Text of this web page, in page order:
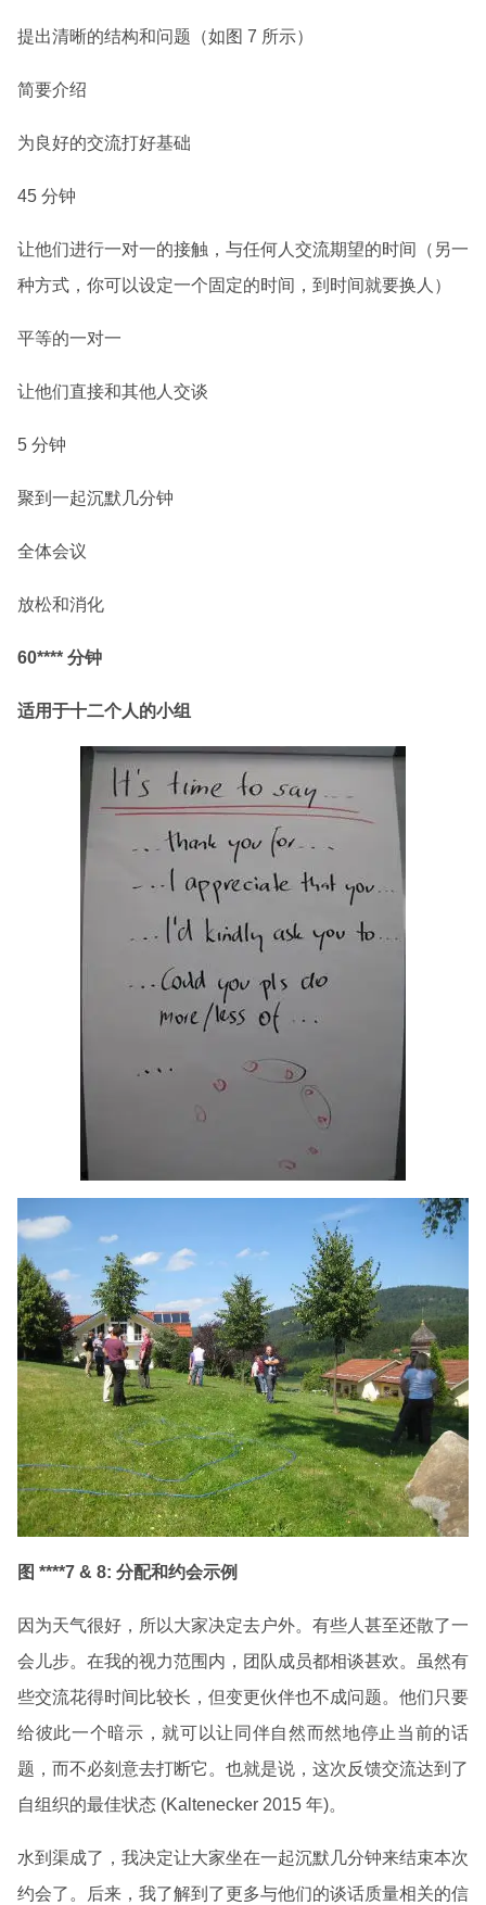
提出清晰的结构和问题（如图 7 所示）
简要介绍
为良好的交流打好基础
45 分钟
让他们进行一对一的接触，与任何人交流期望的时间（另一
种方式，你可以设定一个固定的时间，到时间就要换人）
平等的一对一
让他们直接和其他人交谈
5 分钟
聚到一起沉默几分钟
全体会议
放松和消化
60**** 分钟
适用于十二个人的小组
图 ****7 & 8: 分配和约会示例
因为天气很好，所以大家决定去户外。有些人甚至还散了一
会儿步。在我的视力范围内，团队成员都相谈甚欢。虽然有
些交流花得时间比较长，但变更伙伴也不成问题。他们只要
给彼此一个暗示，就可以让同伴自然而然地停止当前的话
题，而不必刻意去打断它。也就是说，这次反馈交流达到了
自组织的最佳状态 (Kaltenecker 2015 年)。
水到渠成了，我决定让大家坐在一起沉默几分钟来结束本次
约会了。后来，我了解到了更多与他们的谈话质量相关的信